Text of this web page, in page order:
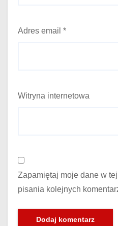
Adres email *
Witryna internetowa
Zapamiętaj moje dane w
pisania kolejnych